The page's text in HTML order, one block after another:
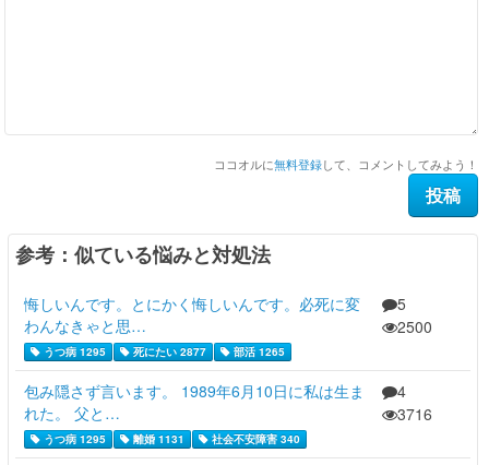
ココオルに無料登録して、コメントしてみよう！
参考：似ている悩みと対処法
悔しいんです。とにかく悔しいんです。必死に変
わんなきゃと思…
うつ病 1295 死にたい 2877 部活 1265
5
2500
包み隠さず言います。 1989年6月10日に私は生ま
れた。 父と…
うつ病 1295 離婚 1131 社会不安障害 340
4
3716